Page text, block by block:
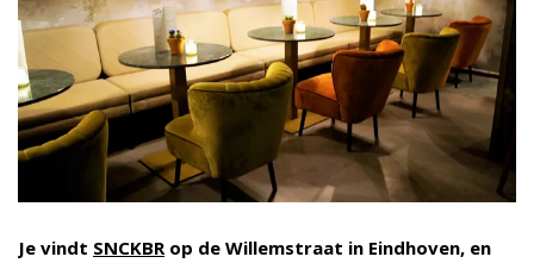
Je vindt SNCKBRop de Willemstraat in Eindhoven, en